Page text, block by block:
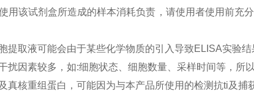
用该试剂盒所造成的样本消耗负责，请使用者使用前充
提取液可能会由于某些化学物质的引入导致ELISA实验结
扰因素较多，如:细胞状态、细胞数量、采样时间等，所
真核重组蛋白，可能因为与本产品所使用的检测抗ti及捕